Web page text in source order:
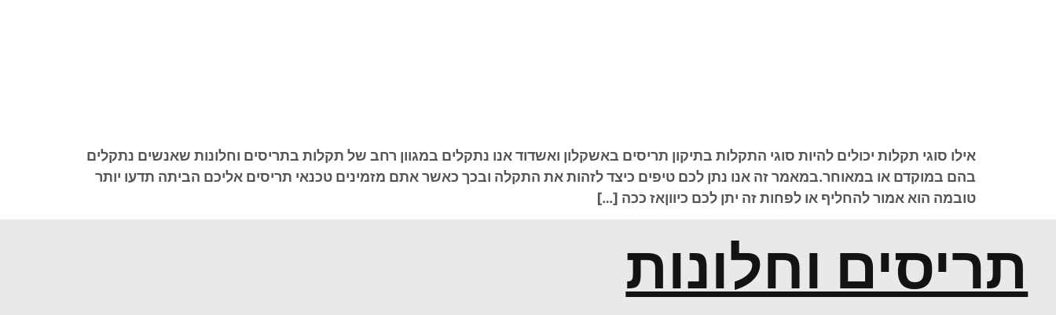
אילו סוגי תקלות יכולים להיות סוגי התקלות בתיקון תריסים באשקלון ואשדוד אנו נתקלים במגוון רחב של תקלות בתריסים וחלונות שאנשים נתקלים
בהם במוקדם או במאוחר.במאמר זה אנו נתן לכם טיפים כיצד לזהות את התקלה ובכך כאשר אתם מזמינים טכנאי תריסים אליכם הביתה תדעו יותר
טובמה הוא אמור להחליף או לפחות זה יתן לכם כיווןאז ככה […]
תריסים וחלונות